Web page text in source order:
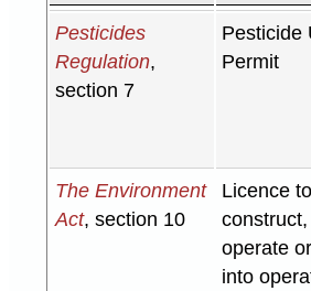
Pesticides
Regulation,
section 7
Pesticide
Permit
The Environment
Act, section 10
Licence to
construct,
operate
into